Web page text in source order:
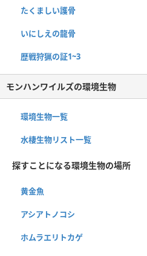
たくましい護骨
いにしえの龍骨
歴戦狩猟の証1~3
モンハンワイルズの環境生物
環境生物一覧
水棲生物リスト一覧
探すことになる環境生物の場所
黄金魚
アシアトノコシ
ホムラエリトカゲ